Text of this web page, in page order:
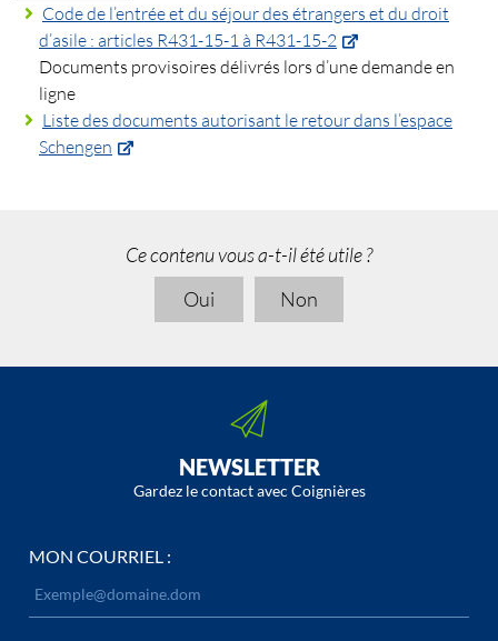
Code de l’entrée et du séjour des étrangers et du droit
d’asile : articles R431-15-1 à R431-15-2
Documents provisoires délivrés lors d’une demande en
ligne
Liste des documents autorisant le retour dans l’espace
Schengen
Ce contenu vous a-t-il été utile ?
Oui
Non
NEWSLETTER
Gardez le contact avec Coignières
MON COURRIEL :